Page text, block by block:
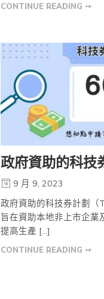
CONTINUE READING ➞
政府資助的科技
9 月 9, 2023
政府資助的科技券計劃（
旨在資助本地非上市企業
提高生產 […]
CONTINUE READING ➞